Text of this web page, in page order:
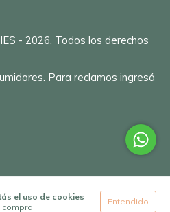
el uso de cookies
Entendido
- 2026. Todos los derechos
Para reclamos ingresá